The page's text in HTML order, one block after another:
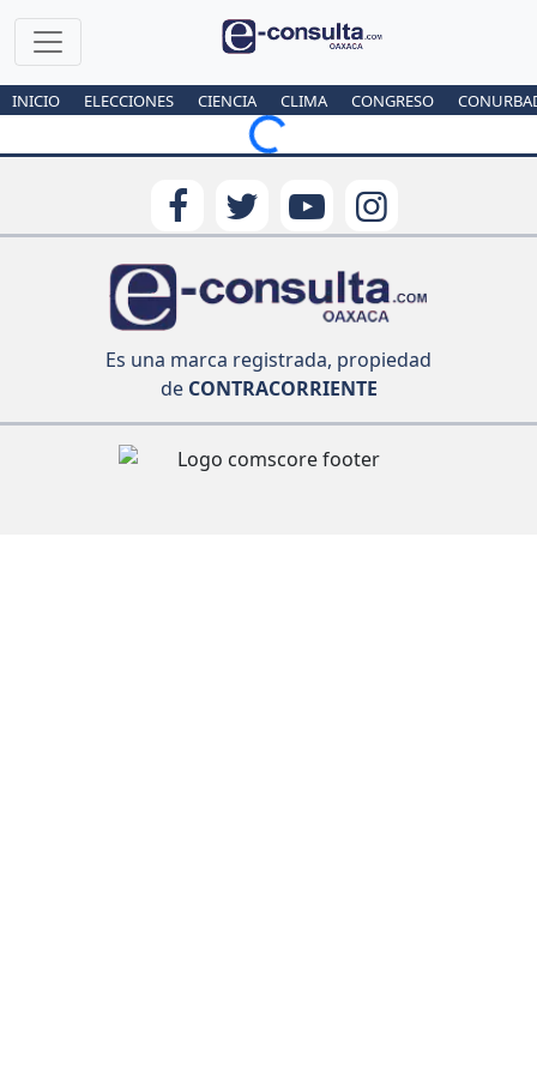
INICIO ELECCIONES CIENCIA CLIMA CONGRESO
Loading...
Es una marca registrada, propiedad
deCONTRACORRIENTE